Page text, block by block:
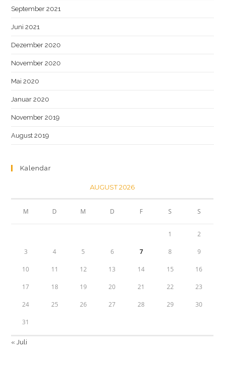
September 2021
Juni 2021
Dezember 2020
November 2020
Mai 2020
Januar 2020
November 2019
August 2019
Kalendar
AUGUST 2026
M D M D F S S
1 2
3 4 5 6 7 8 9
10 11 12 13 14 15 16
17 18 19 20 21 22 23
24 25 26 27 28 29 30
31
« Juli